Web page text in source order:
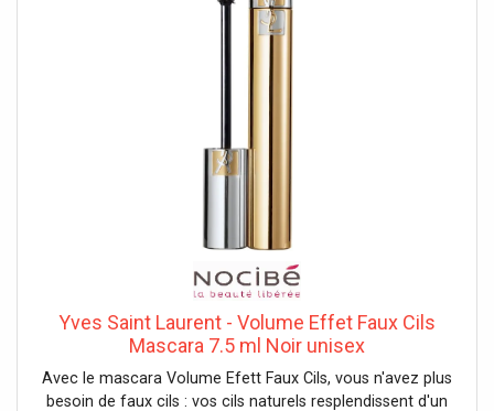
Yves Saint Laurent - Volume Effet Faux Cils
Mascara 7.5 ml Noir unisex
Avec le mascara Volume Efett Faux Cils, vous n'avez plus
besoin de faux cils : vos cils naturels resplendissent d'un